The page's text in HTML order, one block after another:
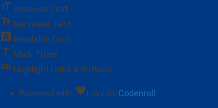
format_size Increase Text
text_fields Decrease Text
font_download Readable Font
title Mark Titles
link Highlight Links & Buttons
Powered with favoriteLove by Codenroll